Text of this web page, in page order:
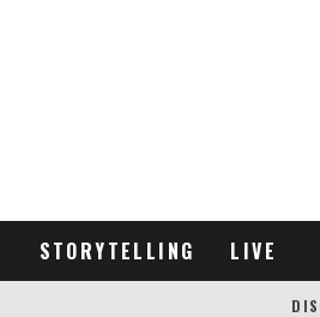
STORYTELLING LIVE